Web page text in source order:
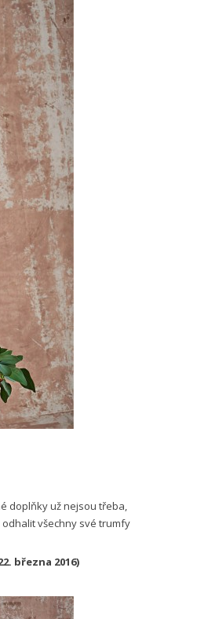
doplňky už nejsou třeba,
všechny své trumfy
března 2016)